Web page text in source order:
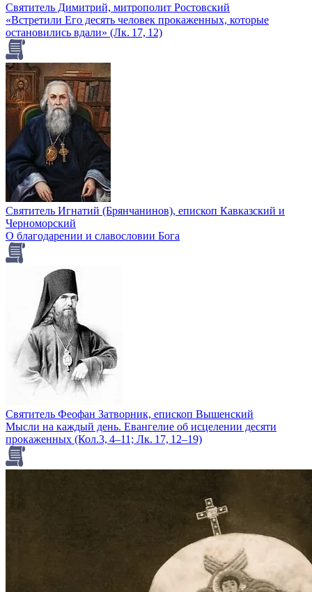
Святитель Димитрий, митрополит Ростовский
«Встретили Его десять человек прокаженных, которые
остановились вдали» (Лк. 17, 12)
Святитель Игнатий (Брянчанинов), епископ Кавказский и
Черноморский
О благодарении и славословии Бога
Святитель Феофан Затворник, епископ Вышенский
Мысли на каждый день. Евангелие об исцелении десяти
прокаженных (Кол.3, 4–11; Лк. 17, 12–19)